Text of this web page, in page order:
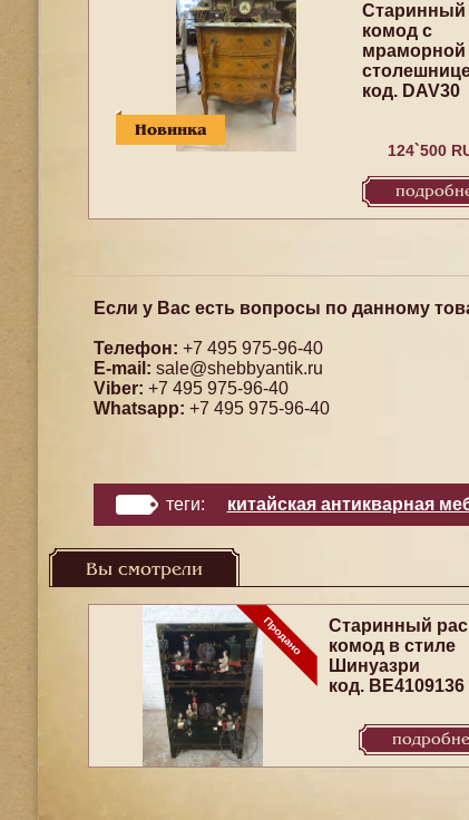
Новинка
Старинный
комод с
мраморной
код. DAV30
124`500
Если у Вас есть вопросы по данному
Телефон: +7 495 975-96-40
E-mail: sale@shebbyantik.ru
Viber: +7 495 975-96-40
Whatsapp: +7 495 975-96-40
теги: китайская антикварная
Вы смотрели
Старинный
комод в стиле
Шинуазри
код. BE4109136